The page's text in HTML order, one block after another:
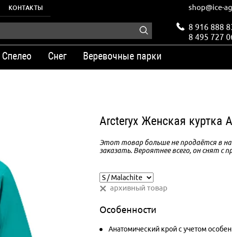
КОНТАКТЫ shop@ice-
8 916 888
8 495 727
Спелео Снег Веревочные парки
Arcteryx Женская куртка
Этот товар больше не продаётся в
заказать. Вероятнее всего, он снят с
архивный товар
Особенности
Анатомический крой с учетом